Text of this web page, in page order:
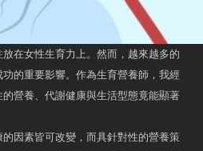
在女性生育力上。然而，越來越多的
的重要影響。作為生育營養師，我經
營養、代謝健康與生活型態竟能顯著
因素皆可改變，而具針對性的營養策